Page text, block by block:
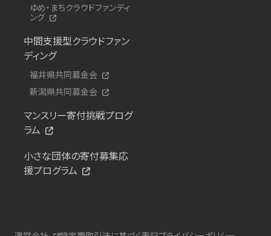
ゆめ・まちクラウドファンディ
ング
中間支援型クラウドファン
ディング
福井県共同募金会
新潟県共同募金会
マンスリー寄付挑戦プログ
ラム
小さな団体の寄付募集応
援プログラム